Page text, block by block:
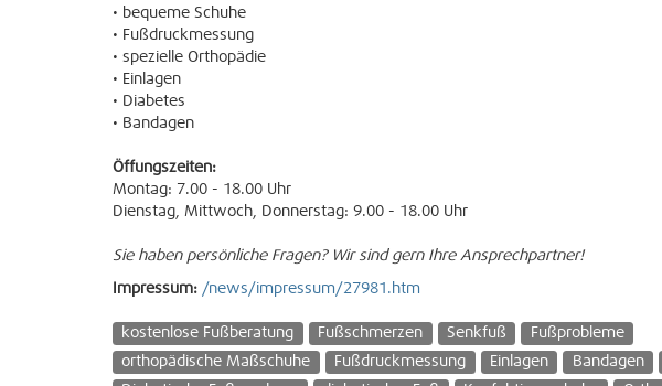
• bequeme Schuhe
• Fußdruckmessung
• spezielle Orthopädie
• Einlagen
• Diabetes
• Bandagen
Öffungszeiten:
Montag: 7.00 - 18.00 Uhr
Dienstag, Mittwoch, Donnerstag: 9.00 - 18.00 Uhr
Sie haben persönliche Fragen? Wir sind gern Ihre Ansprechpartner!
Impressum: /news/impressum/27981.htm
kostenlose Fußberatung Fußschmerzen Senkfuß
Fußprobleme
orthopädische Maßschuhe
Fußdruckmessung Einlagen Bandagen